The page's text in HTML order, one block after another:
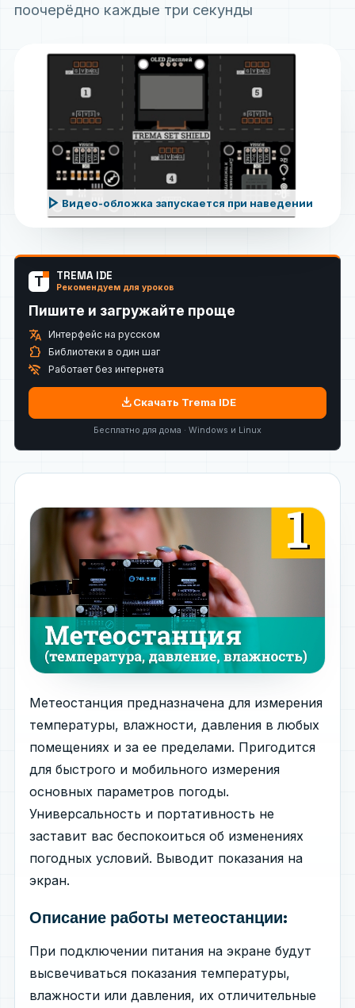
поочерёдно каждые три секунды
play_arrow Видео-обложка запускается при наведении
T TREMA IDE
Рекомендуем для уроков
Пишите и загружайте проще
translate Интерфейс на русском
extension Библиотеки в один шаг
wifi_off Работает без интернета
downloadСкачать Trema IDE
Бесплатно для дома · Windows и Linux
Метеостанция предназначена для измерения
температуры, влажности, давления в любых
помещениях и за ее пределами. Пригодится
для быстрого и мобильного измерения
основных параметров погоды.
Универсальность и портативность не
заставит вас беспокоиться об изменениях
погодных условий. Выводит показания на
экран.
Описание работы метеостанции:
При подключении питания на экране будут
высвечиваться показания температуры,
влажности или давления, их отличительные